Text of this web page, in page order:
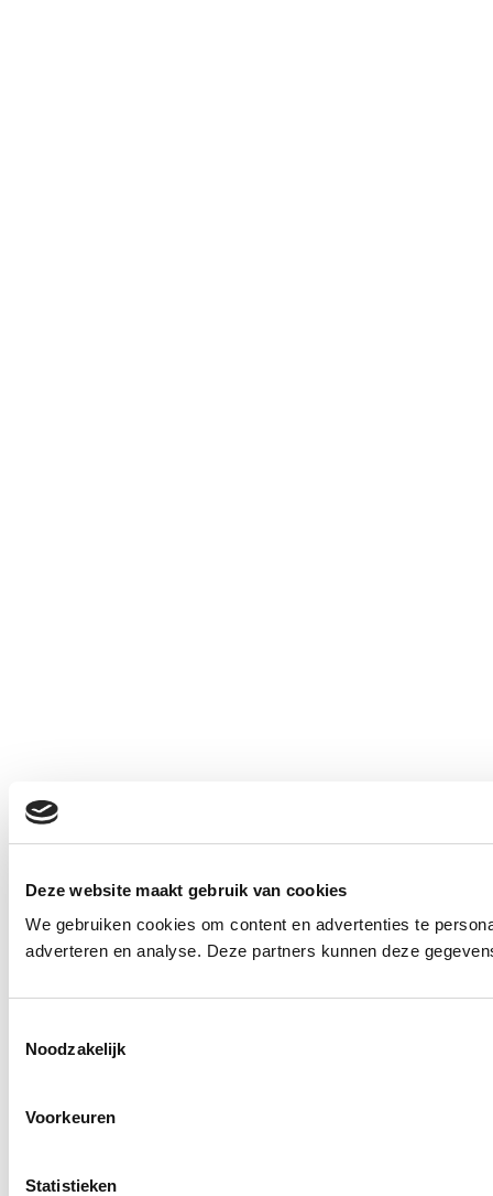
Deze website maakt gebruik van cookies
We gebruiken cookies om content en advertenties te
adverteren en analyse. Deze partners kunnen deze
Noodzakelijk
Voorkeuren
Statistieken